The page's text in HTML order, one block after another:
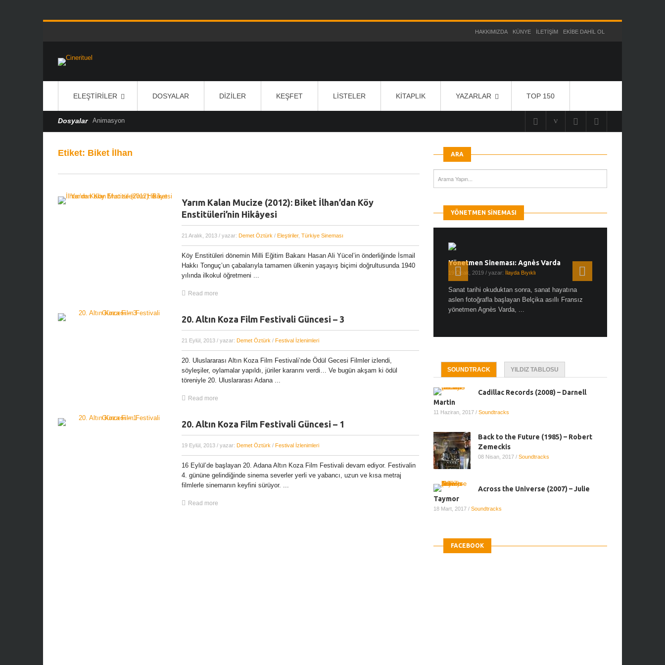
HAKKIMIZDA KÜNYE İLETIŞIM EKIBE DAHIL OL
ELEŞTIRILER DOSYALAR DIZILER KEŞFET LISTELER KITAPLIK YAZARLAR TOP 150
Dosyalar Animasyon
Etiket: Biket İlhan
Yarım Kalan Mucize (2012): Biket İlhan’dan Köy
Enstitüleri’nin Hikâyesi
21 Aralık, 2013 / yazar: Demet Öztürk / Eleştiriler, Türkiye Sineması
Köy Enstitüleri dönemin Milli Eğitim Bakanı Hasan Ali Yücel’in önderliğinde İsmail
Hakkı Tonguç’un çabalarıyla tamamen ülkenin yaşayış biçimi doğrultusunda 1940
yılında ilkokul öğretmeni ...
Read more
20. Altın Koza Film Festivali Güncesi – 3
21 Eylül, 2013 / yazar: Demet Öztürk / Festival İzlenimleri
20. Uluslararası Altın Koza Film Festivali’nde Ödül Gecesi Filmler izlendi,
söyleşiler, oylamalar yapıldı, jüriler kararını verdi… Ve bugün akşam ki ödül
töreniyle 20. Uluslararası Adana ...
Read more
20. Altın Koza Film Festivali Güncesi – 1
19 Eylül, 2013 / yazar: Demet Öztürk / Festival İzlenimleri
16 Eylül’de başlayan 20. Adana Altın Koza Film Festivali devam ediyor. Festivalin
4. gününe gelindiğinde sinema severler yerli ve yabancı, uzun ve kısa metraj
filmlerle sinemanın keyfini sürüyor. ...
Read more
ARA
YÖNETMEN SINEMASI
Yönetmen Sineması: Jane Campion Yönetmen Sineması: Agnès Varda
19 Ocak, 2019 / yazar: İlayda Bıyıklı
Sanat tarihi okuduktan sonra, sanat hayatına
aslen fotoğrafla başlayan Belçika asıllı Fransız
yönetmen Agnès Varda, ...
Yönetmen
SOUNDTRACK YILDIZ TABLOSU
Cadillac Records (2008) – Darnell
Martin
11 Haziran, 2017 / Soundtracks
Back to the Future (1985) – Robert
Zemeckis
08 Nisan, 2017 / Soundtracks
Across the Universe (2007) – Julie
Taymor
18 Mart, 2017 / Soundtracks
FACEBOOK